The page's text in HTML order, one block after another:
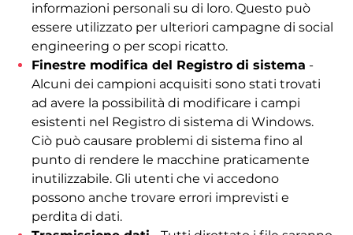
informazioni personali su di loro. Questo può
essere utilizzato per ulteriori campagne di social
engineering o per scopi ricatto.
Finestre modifica del Registro di sistema -
Alcuni dei campioni acquisiti sono stati trovati
ad avere la possibilità di modificare i campi
esistenti nel Registro di sistema di Windows.
Ciò può causare problemi di sistema fino al
punto di rendere le macchine praticamente
inutilizzabile. Gli utenti che vi accedono
possono anche trovare errori imprevisti e
perdita di dati.